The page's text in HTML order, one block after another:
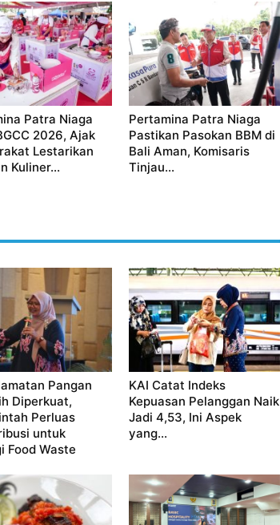
Patra Niaga
2026, Ajak
Lestarikan
Kuliner...
Pertamina Patra Niaga
Pastikan Pasokan BBM di
Bali Aman, Komisaris
Tinjau...
Pangan
Diperkuat,
Perluas
untuk
Food Waste
KAI Catat Indeks
Kepuasan Pelanggan Naik
Jadi 4,53, Ini Aspek
yang...